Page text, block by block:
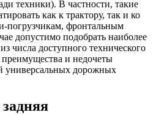
техники). В частности, такие
как к трактору, так и ко
погрузчикам, фронтальным
допустимо подобрать наиболее
числа доступного технического
и недочеты
универсальных дорожных